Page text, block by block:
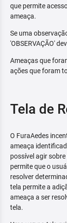
que permite
ameaça.
Se uma
'OBSERVAÇÃO'
Ameaças que
ações que foram
Tela de
O FuraAedes
ameaça
possível agir
permite que o
resolver
tela permite a
ameaça a ser
tela.